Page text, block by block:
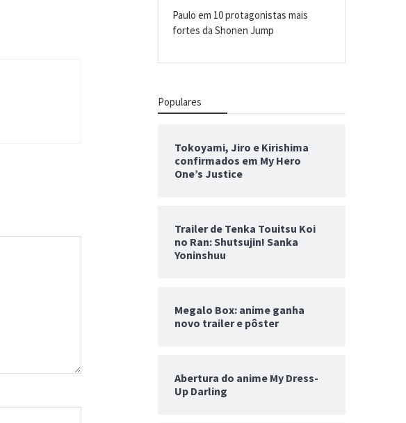
Paulo em 10 protagonistas mais
fortes da Shonen Jump
Populares
Tokoyami, Jiro e Kirishima
confirmados em My Hero
One’s Justice
Trailer de Tenka Touitsu Koi
no Ran: Shutsujin! Sanka
Yoninshuu
Megalo Box: anime ganha
novo trailer e pôster
Abertura do anime My Dress-
Up Darling